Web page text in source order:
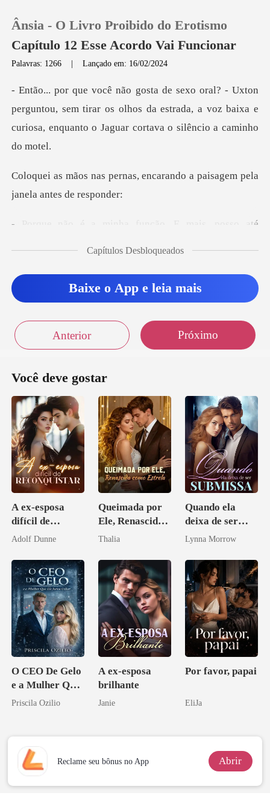
0
Sair
Ânsia - O Livro Proibido do Erotismo
Capítulo 12 Esse Acordo Vai Funcionar
Palavras: 1266 |Lançado em: 16/02/2024
guntou, sem tirar os olhos da estrada, a voz baixa e
curios
, encarando a paisagem pela
E mais, posso até
Capítulos Desbloqueados
Baixe o App e leia mais
Anterior Próximo
Você deve gostar
A ex-esposa
difícil de
reconquistar
Adolf Dunne
Queimada por
Ele, Renascida
como Estrela
Thalia
Quando ela
deixa de ser
submissa
Lynna Morrow
O CEO De Gelo
e a Mulher Que
Ele Jurou Odiar
Priscila Ozilio
A ex-esposa
brilhante
Janie
Por favor, papai
EliJa
Reclame seu bônus no App Abrir